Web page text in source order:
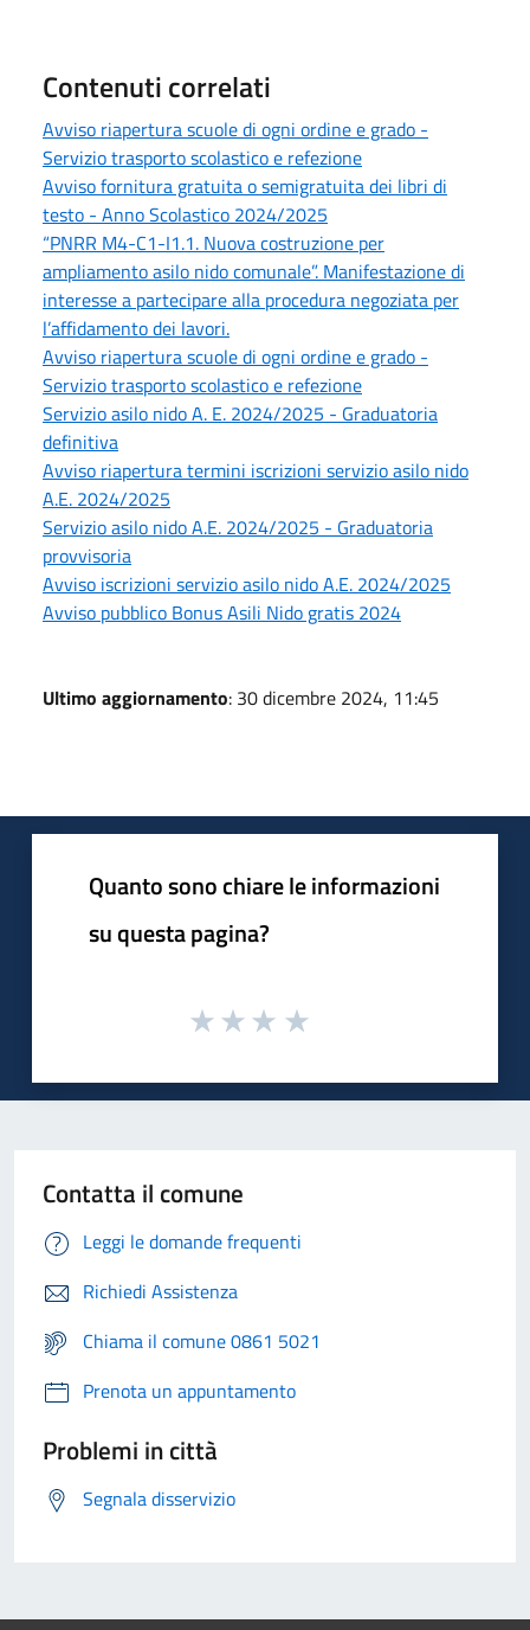
Contenuti correlati
Avviso riapertura scuole di ogni ordine e grado -
Servizio trasporto scolastico e refezione
Avviso fornitura gratuita o semigratuita dei libri di
testo - Anno Scolastico 2024/2025
“PNRR M4-C1-I1.1. Nuova costruzione per
ampliamento asilo nido comunale”. Manifestazione di
interesse a partecipare alla procedura negoziata per
l’affidamento dei lavori.
Avviso riapertura scuole di ogni ordine e grado -
Servizio trasporto scolastico e refezione
Servizio asilo nido A. E. 2024/2025 - Graduatoria
definitiva
Avviso riapertura termini iscrizioni servizio asilo nido
A.E. 2024/2025
Servizio asilo nido A.E. 2024/2025 - Graduatoria
provvisoria
Avviso iscrizioni servizio asilo nido A.E. 2024/2025
Avviso pubblico Bonus Asili Nido gratis 2024
Ultimo aggiornamento: 30 dicembre 2024, 11:45
Quanto sono chiare le informazioni
su questa pagina?
Contatta il comune
Leggi le domande frequenti
Richiedi Assistenza
Chiama il comune 0861 5021
Prenota un appuntamento
Problemi in città
Segnala disservizio